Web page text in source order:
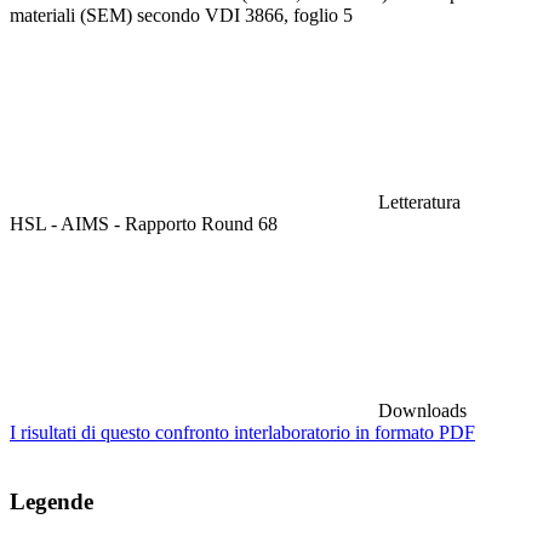
materiali (SEM) secondo VDI 3866, foglio 5
Letteratura
HSL - AIMS - Rapporto Round 68
Downloads
I risultati di questo confronto interlaboratorio in formato PDF
Legende